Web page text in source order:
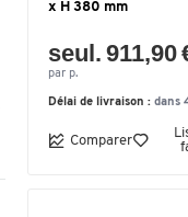
x H 380 mm
seul. 911,90
par p.
Délai de livraison : dans
Comparer